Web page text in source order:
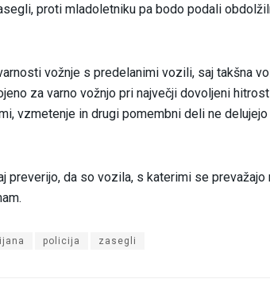
proti mladoletniku pa bodo podali
vožnje s predelanimi vozili, saj takšna
za varno vožnjo pri največji dovoljeni
vzmetenje in drugi pomembni deli ne delujejo
da so vozila, s katerimi se prevažajo
policija zasegli